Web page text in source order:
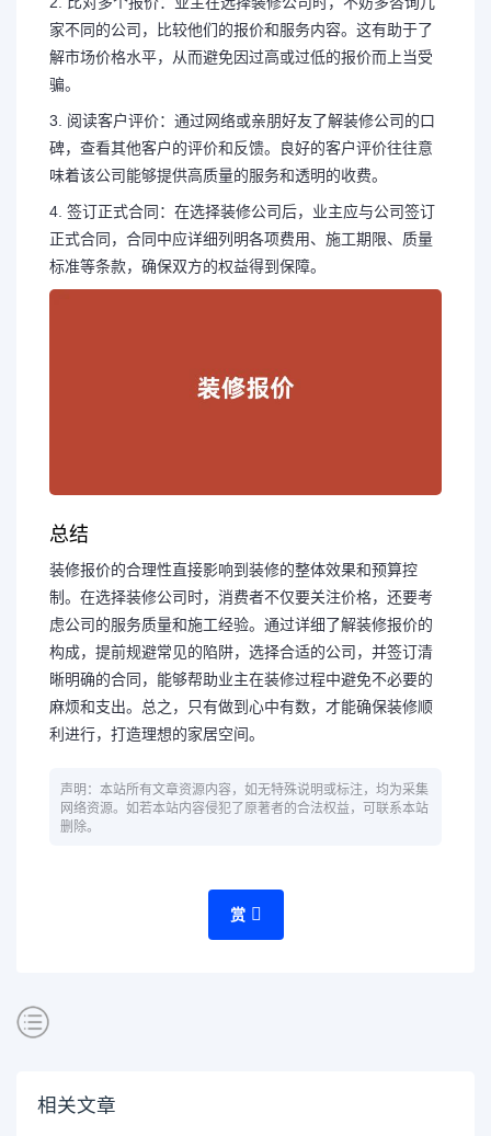
家不同的公司，比较他们的报价和服务内容。这有助于了
解市场价格水平，从而避免因过高或过低的报价而上当受
骗。
3. 阅读客户评价：通过网络或亲朋好友了解装修公司的口
碑，查看其他客户的评价和反馈。良好的客户评价往往意
味着该公司能够提供高质量的服务和透明的收费。
4. 签订正式合同：在选择装修公司后，业主应与公司签订
正式合同，合同中应详细列明各项费用、施工期限、质量
标准等条款，确保双方的权益得到保障。
总结
装修报价的合理性直接影响到装修的整体效果和预算控
制。在选择装修公司时，消费者不仅要关注价格，还要考
虑公司的服务质量和施工经验。通过详细了解装修报价的
构成，提前规避常见的陷阱，选择合适的公司，并签订清
晰明确的合同，能够帮助业主在装修过程中避免不必要的
麻烦和支出。总之，只有做到心中有数，才能确保装修顺
利进行，打造理想的家居空间。
声明：本站所有文章资源内容，如无特殊说明或标注，均为采集
网络资源。如若本站内容侵犯了原著者的合法权益，可联系本站
删除。
赏
相关文章